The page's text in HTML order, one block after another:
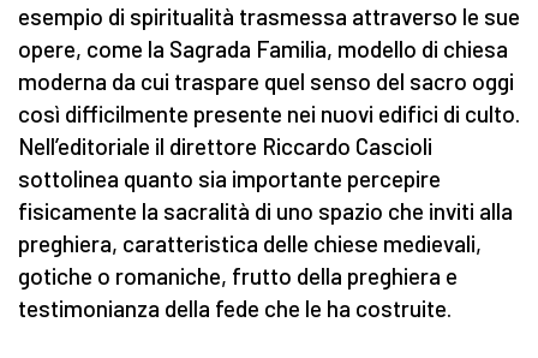
esempio di spiritualità trasmessa attraverso le sue
opere, come la Sagrada Familia, modello di chiesa
moderna da cui traspare quel senso del sacro oggi
così difficilmente presente nei nuovi edifici di culto.
Nell’editoriale il direttore Riccardo Cascioli
sottolinea quanto sia importante percepire
fisicamente la sacralità di uno spazio che inviti alla
preghiera, caratteristica delle chiese medievali,
gotiche o romaniche, frutto della preghiera e
testimonianza della fede che le ha costruite.